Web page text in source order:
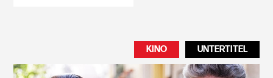
KINO UNTERTITEL